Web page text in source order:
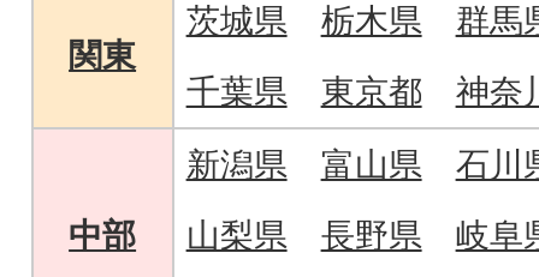
関東
茨城県 栃木県
群馬
千葉県
東京都 神奈
中部
新潟県 富山県
石川
山梨県
長野県
岐阜